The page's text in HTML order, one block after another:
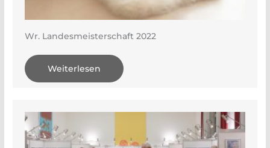
Wr. Landesmeisterschaft 2022
Weiterlesen